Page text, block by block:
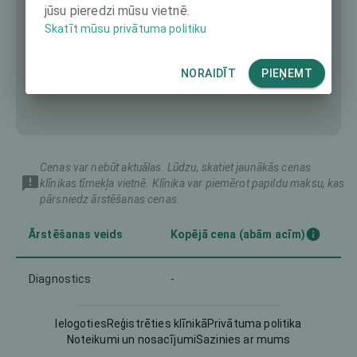
Cenas var nebūt aktuālas. Lūdzu, skatiet jaunākās cenas
klīnikas tīmekļa vietnē. Klīnika var piemērot papildu maksu, kas
pārsniedz ārstēšanas cenas.
Ārstēšanas veids Kopējā cena (abām acīm)
Diagnostics -
Intraocular Lens (IOL) -
IelogotiesReģistrēties klīnikāPrivātuma politika
Noteikumi un nosacījumiSazinies ar mums
jūsu pieredzi mūsu vietnē.
Skatīt mūsu privātuma politiku
NORAIDĪT PIEŅEMT